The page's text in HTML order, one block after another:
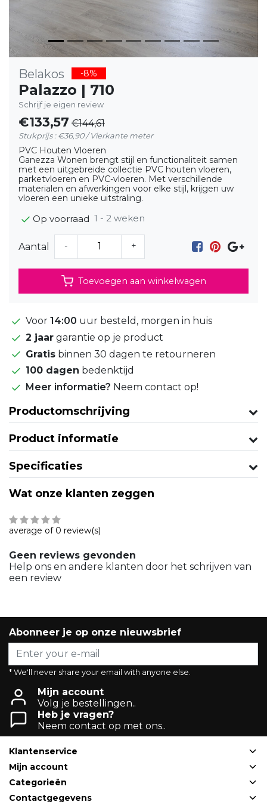
Belakos -8%
Palazzo | 710
Schrijf je eigen review
€133,57 €144,61
Stukprijs : €36,90 / Vierkante meter
PVC Houten Vloeren
Ganezza Wonen brengt stijl en functionaliteit samen
met een uitgebreide collectie PVC houten vloeren,
parketvloeren en PVC-vloeren. Met verschillende
materialen en afwerkingen voor elke stijl, krijgen uw
vloeren een unieke uitstraling.
Op voorraad 1 - 2 weken
Aantal - +
Toevoegen aan winkelwagen
Voor 14:00 uur besteld, morgen in huis
2 jaar garantie op je product
Gratis binnen 30 dagen te retourneren
100 dagen bedenktijd
Meer informatie? Neem contact op!
Productomschrijving
Product informatie
Specificaties
Wat onze klanten zeggen
average of 0 review(s)
Geen reviews gevonden
Help ons en andere klanten door het schrijven van
een review
Abonneer je op onze nieuwsbrief
* We'll never share your email with anyone else.
Mijn account
Volg je bestellingen..
Heb je vragen?
Neem contact op met ons..
Klantenservice
Mijn account
Categorieën
Contactgegevens